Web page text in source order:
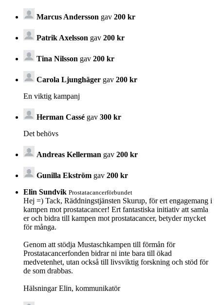
Marcus Andersson gav 200 kr
Patrik Axelsson gav 200 kr
Tina Nilsson gav 200 kr
Carola Ljunghäger gav 200 kr
En viktig kampanj
Herman Cassé gav 300 kr
Det behövs
Andreas Kellerman gav 200 kr
Gunilla Ekström gav 200 kr
Elin Sundvik Prostatacancerförbundet
Hej =) Tack, Räddningstjänsten Skurup, för ert engagemang i
kampen mot prostatacancer! Ert fantastiska initiativ att samla
er och bidra till kampen mot prostatacancer, betyder mycket
för många.
Genom att stödja Mustaschkampen till förmån för
Prostatacancerfonden bidrar ni inte bara till ökad
medvetenhet, utan också till livsviktig forskning och stöd för
de som drabbas.
Hälsningar Elin, kommunikatör